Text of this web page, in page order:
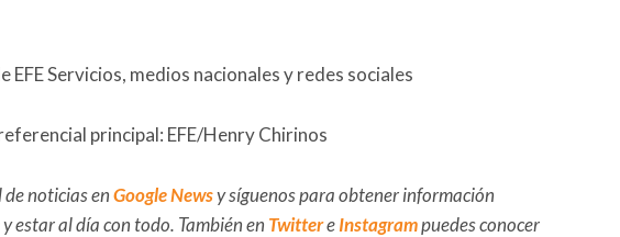
EFE Servicios, medios nacionales y redes sociales
principal: EFE/Henry Chirinos
noticias enGoogle Newsy síguenos para obtener información
estar al día con todo. También en TwittereInstagrampuedes conocer